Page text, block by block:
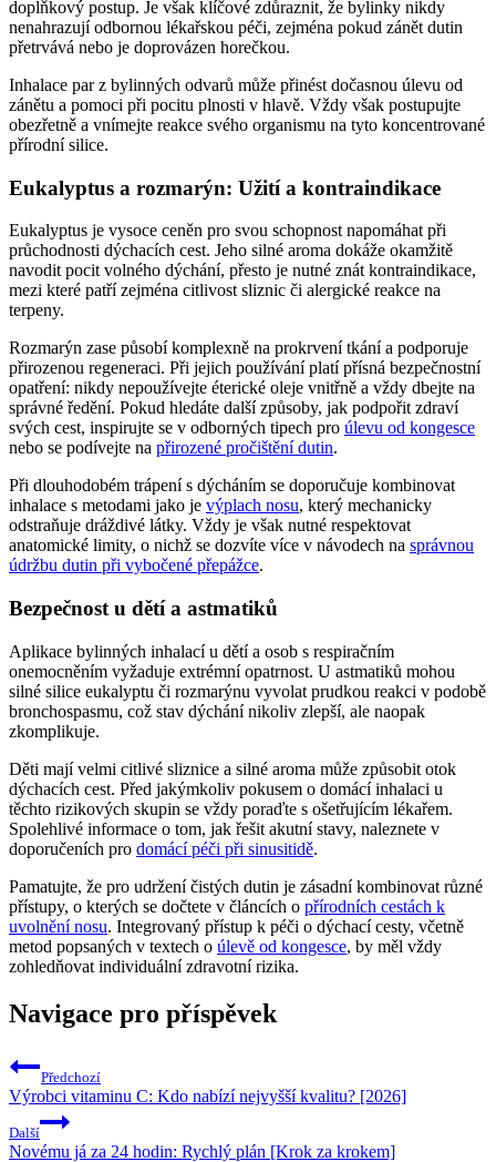
doplňkový postup. Je však klíčové zdůraznit, že bylinky nikdy
nenahrazují odbornou lékařskou péči, zejména pokud zánět dutin
přetrvává nebo je doprovázen horečkou.
Inhalace par z bylinných odvarů může přinést dočasnou úlevu od
zánětu a pomoci při pocitu plnosti v hlavě. Vždy však postupujte
obezřetně a vnímejte reakce svého organismu na tyto koncentrované
přírodní silice.
Eukalyptus a rozmarýn: Užití a kontraindikace
Eukalyptus je vysoce ceněn pro svou schopnost napomáhat při
průchodnosti dýchacích cest. Jeho silné aroma dokáže okamžitě
navodit pocit volného dýchání, přesto je nutné znát kontraindikace,
mezi které patří zejména citlivost sliznic či alergické reakce na
terpeny.
Rozmarýn zase působí komplexně na prokrvení tkání a podporuje
přirozenou regeneraci. Při jejich používání platí přísná bezpečnostní
opatření: nikdy nepoužívejte éterické oleje vnitřně a vždy dbejte na
správné ředění. Pokud hledáte další způsoby, jak podpořit zdraví
svých cest, inspirujte se v odborných tipech pro úlevu od kongesce
nebo se podívejte na přirozené pročištění dutin.
Při dlouhodobém trápení s dýcháním se doporučuje kombinovat
inhalace s metodami jako je výplach nosu, který mechanicky
odstraňuje dráždivé látky. Vždy je však nutné respektovat
anatomické limity, o nichž se dozvíte více v návodech na správnou
údržbu dutin při vybočené přepážce.
Bezpečnost u dětí a astmatiků
Aplikace bylinných inhalací u dětí a osob s respiračním
onemocněním vyžaduje extrémní opatrnost. U astmatiků mohou
silné silice eukalyptu či rozmarýnu vyvolat prudkou reakci v podobě
bronchospasmu, což stav dýchání nikoliv zlepší, ale naopak
zkomplikuje.
Děti mají velmi citlivé sliznice a silné aroma může způsobit otok
dýchacích cest. Před jakýmkoliv pokusem o domácí inhalaci u
těchto rizikových skupin se vždy poraďte s ošetřujícím lékařem.
Spolehlivé informace o tom, jak řešit akutní stavy, naleznete v
doporučeních pro domácí péči při sinusitidě.
Pamatujte, že pro udržení čistých dutin je zásadní kombinovat různé
přístupy, o kterých se dočtete v článcích o přírodních cestách k
uvolnění nosu. Integrovaný přístup k péči o dýchací cesty, včetně
metod popsaných v textech o úlevě od kongesce, by měl vždy
zohledňovat individuální zdravotní rizika.
Navigace pro příspěvek
Předchozí
Výrobci vitaminu C: Kdo nabízí nejvyšší kvalitu? [2026]
Další
Novému já za 24 hodin: Rychlý plán [Krok za krokem]